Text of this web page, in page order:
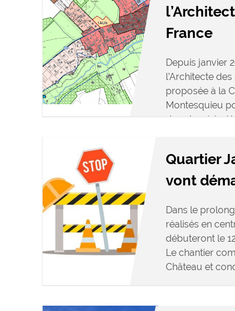
France
Depuis janvier
l’Architecte
proposée à la
Montesquieu
dans le
Quartier
vont
Dans le
réalisés en
débuteront le
Le chantier
Château et